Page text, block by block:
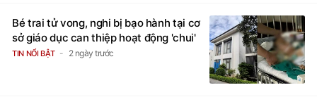
Bé trai tử vong, nghi bị bạo hành tại cơ
sở giáo dục can thiệp hoạt động 'chui'
TIN NỔI BẬT 2 ngày trước